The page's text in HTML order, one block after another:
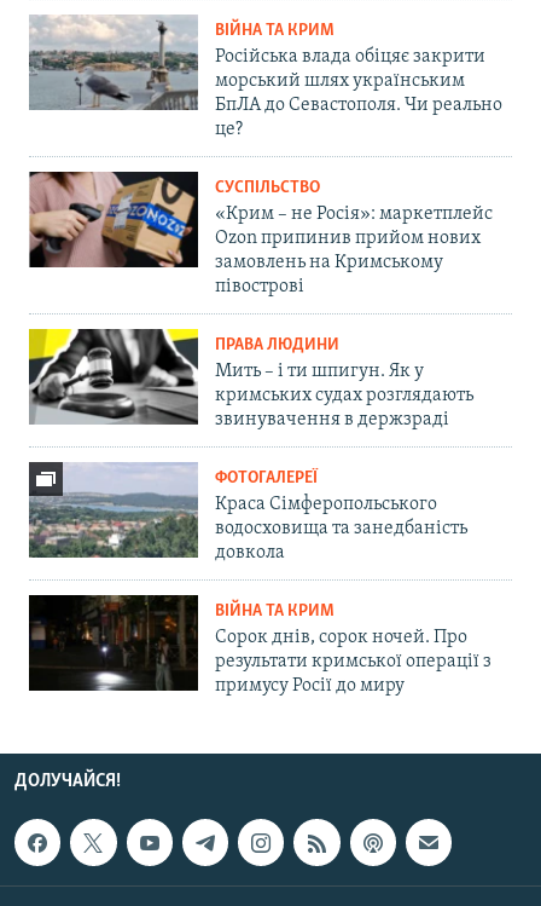
ВІЙНА ТА КРИМ
Російська влада обіцяє закрити
морський шлях українським
БпЛА до Севастополя. Чи реально
це?
СУСПІЛЬСТВО
«Крим – не Росія»: маркетплейс
Ozon припинив прийом нових
замовлень на Кримському
півострові
ПРАВА ЛЮДИНИ
Мить – і ти шпигун. Як у
кримських судах розглядають
звинувачення в держзраді
ФОТОГАЛЕРЕЇ
Краса Сімферопольського
водосховища та занедбаність
довкола
ВІЙНА ТА КРИМ
Сорок днів, сорок ночей. Про
результати кримської операції з
примусу Росії до миру
ДОЛУЧАЙСЯ!